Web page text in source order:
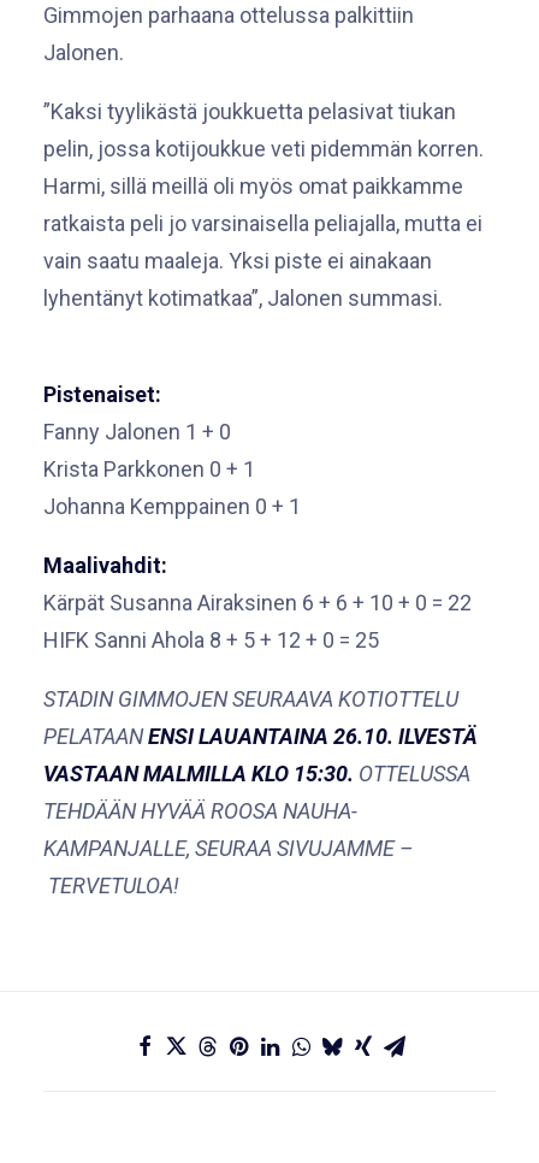
Gimmojen parhaana ottelussa palkittiin
Jalonen.
”Kaksi tyylikästä joukkuetta pelasivat tiukan
pelin, jossa kotijoukkue veti pidemmän korren.
Harmi, sillä meillä oli myös omat paikkamme
ratkaista peli jo varsinaisella peliajalla, mutta ei
vain saatu maaleja. Yksi piste ei ainakaan
lyhentänyt kotimatkaa”, Jalonen summasi.
Pistenaiset:
Fanny Jalonen 1 + 0
Krista Parkkonen 0 + 1
Johanna Kemppainen 0 + 1
Maalivahdit:
Kärpät Susanna Airaksinen 6 + 6 + 10 + 0 = 22
HIFK Sanni Ahola 8 + 5 + 12 + 0 = 25
STADIN GIMMOJEN SEURAAVA KOTIOTTELU
PELATAANENSI LAUANTAINA 26.10. ILVESTÄ
VASTAAN MALMILLA KLO 15:30. OTTELUSSA
TEHDÄÄN HYVÄÄ ROOSA NAUHA-
KAMPANJALLE, SEURAA SIVUJAMME –
TERVETULOA!